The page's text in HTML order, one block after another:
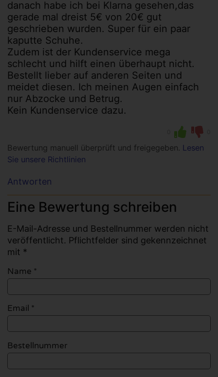
danach habe ich bei Klarna gesehen,das
gerade mal dreist 5€ von 20€ gut
geschrieben wurden. Super für ein paar
kaputte Schuhe.
Zudem ist der Kundenservice mega
schlecht und hilft einen überhaupt nicht.
Bestellt lieber auf anderen Seiten und
meidet diesen. Ich meinen Augen einfach
nur Abzocke und Betrug.
Kein Kundenservice dazu.
Bewertung manuell überprüft und freigegeben. Lesen
Sie unsere Richtlinien
Antworten
Eine Bewertung schreiben
E-Mail-Adresse und Bestellnummer werden nicht
veröffentlicht. Pflichtfelder sind gekennzeichnet
mit *
Name *
Email *
Bestellnummer